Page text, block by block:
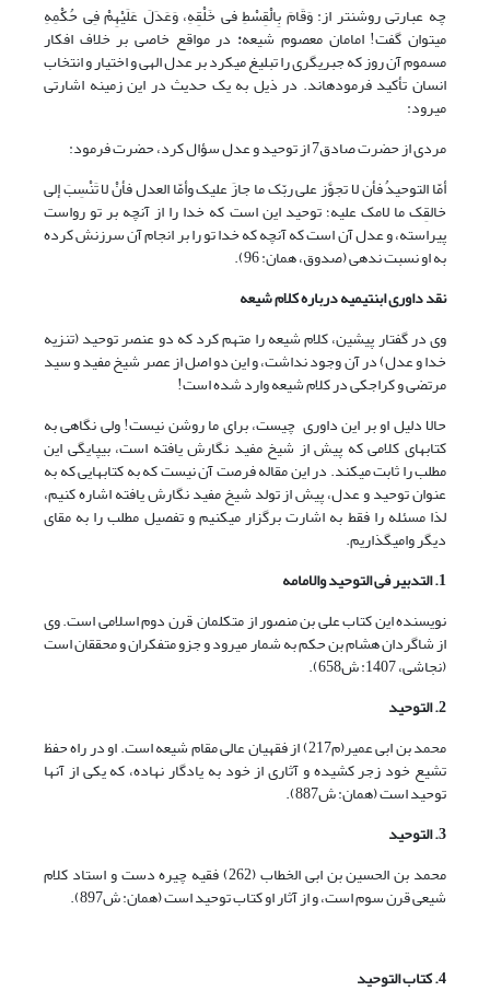
چه عبارتى روشن‏تر از: وَقَامَ بِالْقِسْطِ فی خَلْقِهِ، وَعَدَلَ عَلَیْهِمْ فِی حُکْمِهِ
مى‏توان گفت! امامان معصوم شیعه: در مواقع خاصى بر خلاف افکار
مسموم آن روز که جبری‏گرى را تبلیغ مى‏کرد بر عدل الهى و اختیار و انتخاب
انسان تأکید فرموده‏اند. در ذیل به یک حدیث در این زمینه اشارتی
می‏رود:
مردى از حضرت صادق7 از توحید و عدل سؤال کرد، حضرت فرمود:
أمّا التوحیدُ فأن لا تجوَّز على ربّک ما جازَ علیک وأمّا العدل فأنْ لا تَنْسِبَ إلى
خالقِک ما لامک علیه؛ توحید این است که خدا را از آنچه بر تو رواست
پیراسته، و عدل آن است که آنچه که خدا تو را بر انجام آن سرزنش کرده
به او نسبت ندهى (صدوق، همان: 96).
نقد داورى ابن‏تیمیه درباره کلام شیعه
وى در گفتار پیشین، کلام شیعه را متهم کرد که دو عنصر توحید (تنزیه
خدا و عدل) در آن وجود نداشت، و این دو اصل از عصر شیخ مفید و سید
مرتضى و کراجکى در کلام شیعه وارد شده است!
حالا دلیل او بر این داورى چیست، براى ما روشن نیست! ولى نگاهى به
کتاب‏هاى کلامى که پیش از شیخ مفید نگارش یافته است، بى‏پایگى این
مطلب را ثابت مى‏کند. در این مقاله فرصت آن نیست که به کتاب‏هایى که به
عنوان توحید و عدل، پیش از تولد شیخ مفید نگارش یافته اشاره کنیم،
لذا مسئله را فقط به اشارت برگزار می‏کنیم و تفصیل مطلب را به مقای
دیگر وامی‏گذاریم.
1. التدبیر فی التوحید والامامه
نویسنده این کتاب على بن منصور از متکلمان قرن دوم اسلامى است. وی
از شاگردان هشام بن حکم به شمار مى‏رود و جزو متفکران و محققان است
(نجاشی، 1407: ش658).
2. التوحید
محمد بن ابى عمیر(م217) از فقهیان عالى مقام شیعه است. او در راه حفظ
تشیع خود زجر کشیده و آثارى از خود به یادگار نهاده، که یکى از آنها
توحید است (همان: ش887).
3. التوحید
محمد بن الحسین بن ابى الخطاب (262) فقیه چیره دست و استاد کلام
شیعى قرن سوم است، و از آثار او کتاب توحید است (همان: ش897).
4. کتاب التوحید